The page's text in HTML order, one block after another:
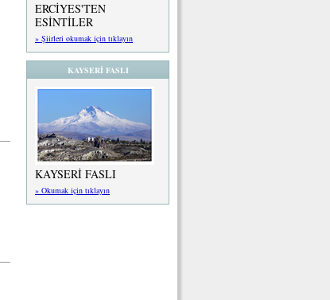
ERCİYES'TEN
ESİNTİLER
» Şiirleri okumak için tıklayın
KAYSERİ FASLI
KAYSERİ FASLI
» Okumak için tıklayın